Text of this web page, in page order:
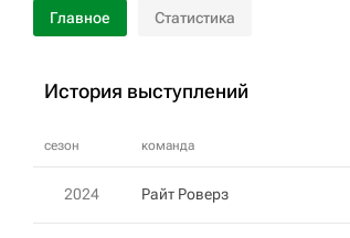
Главное Статистика
История выступлений
сезон команда
2024 Райт Роверз